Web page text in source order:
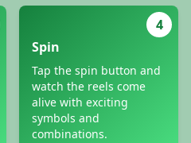
4
Spin
Tap the spin button and
watch the reels come
alive with exciting
symbols and
combinations.